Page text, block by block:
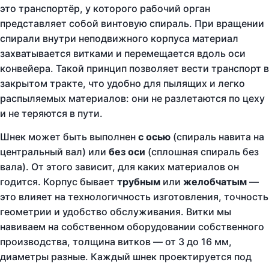
это транспортёр, у которого рабочий орган
представляет собой винтовую спираль. При вращении
спирали внутри неподвижного корпуса материал
захватывается витками и перемещается вдоль оси
конвейера. Такой принцип позволяет вести транспорт в
закрытом тракте, что удобно для пылящих и легко
распыляемых материалов: они не разлетаются по цеху
и не теряются в пути.
Шнек может быть выполнен с осью (спираль навита на
центральный вал) или без оси (сплошная спираль без
вала). От этого зависит, для каких материалов он
годится. Корпус бывает трубным или желобчатым —
это влияет на технологичность изготовления, точность
геометрии и удобство обслуживания. Витки мы
навиваем на собственном оборудовании собственного
производства, толщина витков — от 3 до 16 мм,
диаметры разные. Каждый шнек проектируется под